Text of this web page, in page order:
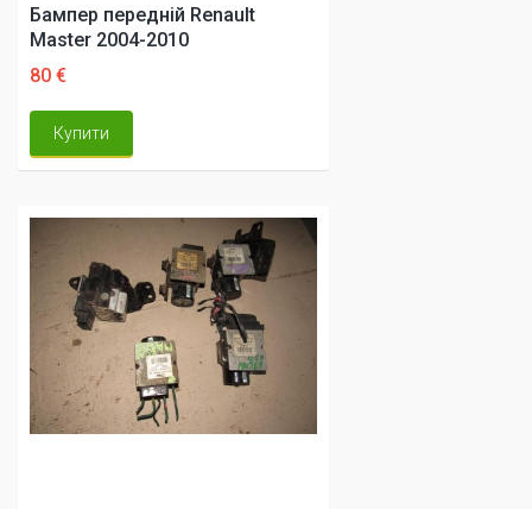
Бампер передній Renault
Master 2004-2010
80 €
Купити